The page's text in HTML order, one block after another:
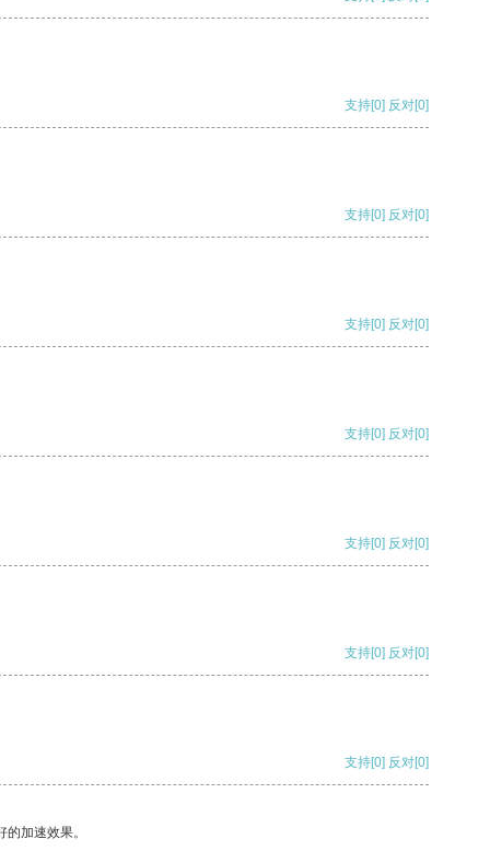
支持[0] 反对[0]
支持[0] 反对[0]
支持[0] 反对[0]
支持[0] 反对[0]
支持[0] 反对[0]
支持[0] 反对[0]
支持[0] 反对[0]
加速效果。